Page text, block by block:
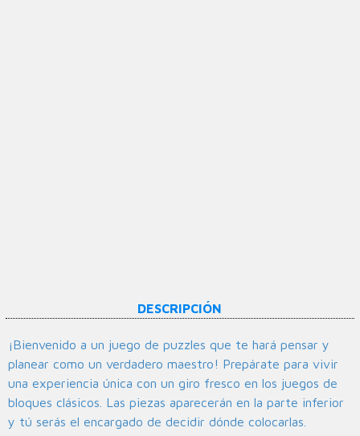
DESCRIPCIÓN
¡Bienvenido a un juego de puzzles que te hará pensar y
planear como un verdadero maestro! Prepárate para vivir
una experiencia única con un giro fresco en los juegos de
bloques clásicos. Las piezas aparecerán en la parte inferior
y tú serás el encargado de decidir dónde colocarlas.